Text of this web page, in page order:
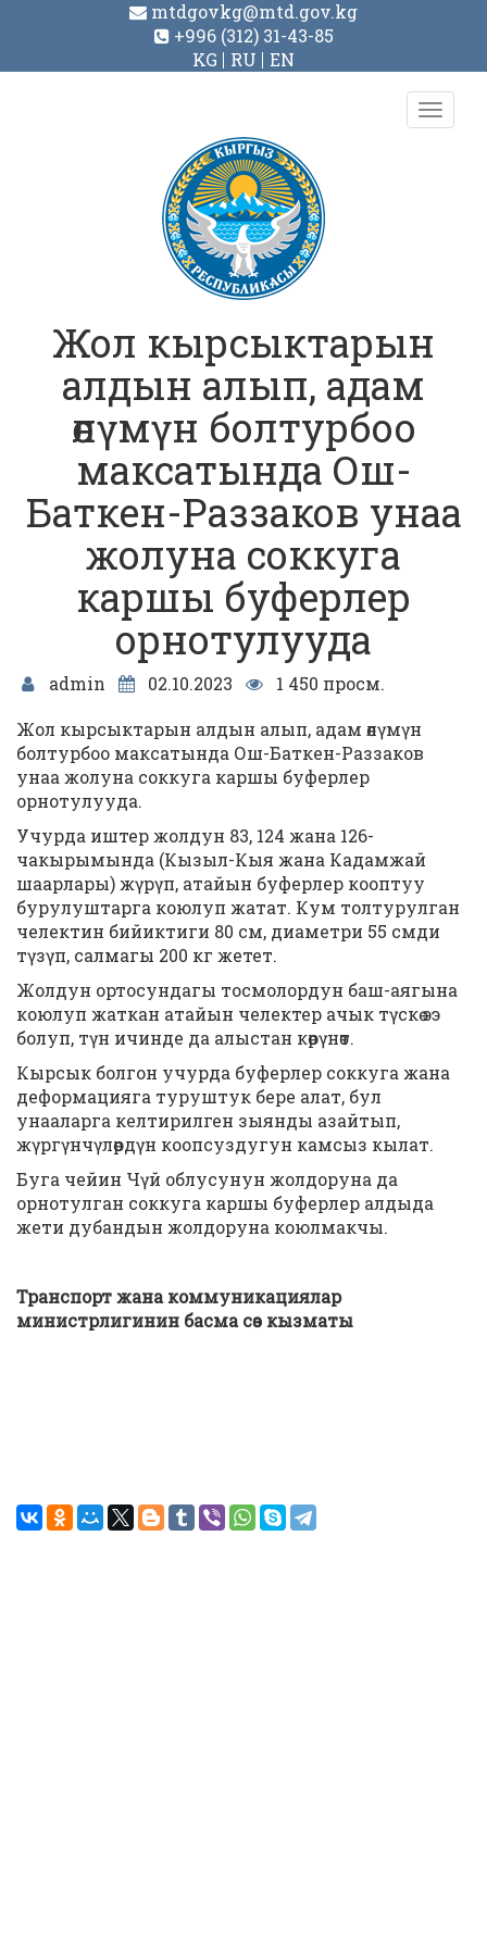
mtdgovkg@mtd.gov.kg
+996 (312) 31-43-85
KG
RU EN
Toggle
Жол кырсыктарын
алдын алып, адам
өлүмүн болтурбоо
максатында Ош-
Баткен-Раззаков унаа
жолуна соккуга
каршы буферлер
орнотулууда
admin 02.10.2023
1 450 просм.
Жол кырсыктарын алдын алып, адам өлүмүн
болтурбоо максатында Ош-Баткен-Раззаков
унаа жолуна соккуга каршы буферлер
орнотулууда.
Учурда иштер жолдун 83, 124 жана 126-
чакырымында (Кызыл-Кыя жана Кадамжай
шаарлары) жүрүп, атайын буферлер кооптуу
бурулуштарга коюлуп жатат. Кум толтурулган
челектин бийиктиги 80 см, диаметри 55 смди
түзүп, салмагы 200 кг жетет.
Жолдун ортосундагы тосмолордун баш-аягына
коюлуп жаткан атайын челектер ачык түскө ээ
болуп, түн ичинде да алыстан көрүнөт.
Кырсык болгон учурда буферлер соккуга жана
деформацияга туруштук бере алат, бул
унааларга келтирилген зыянды азайтып,
жүргүнчүлөрдүн коопсуздугун камсыз кылат.
Буга чейин Чүй облусунун жолдоруна да
орнотулган соккуга каршы буферлер алдыда
жети дубандын жолдоруна коюлмакчы.
Транспорт жана коммуникациялар
министрлигинин басма сөз кызматы